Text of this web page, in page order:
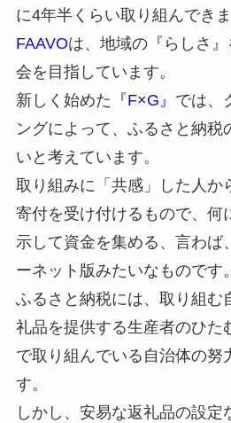
に4年半くらい取り組んできま
FAAVOは、地域の『らしさ
会を目指しています。
新しく始めた 『F×G』 では、
ングによって、ふるさと納税
いと考えています。
取り組みに「共感」した人か
寄付を受け付けるもので、何
示して資金を集める、言わば
ーネット版みたいなものです。
ふるさと納税には、取り組む
礼品を提供する生産者のひた
で取り組んでいる自治体の努
す。
しかし、安易な返礼品の設定